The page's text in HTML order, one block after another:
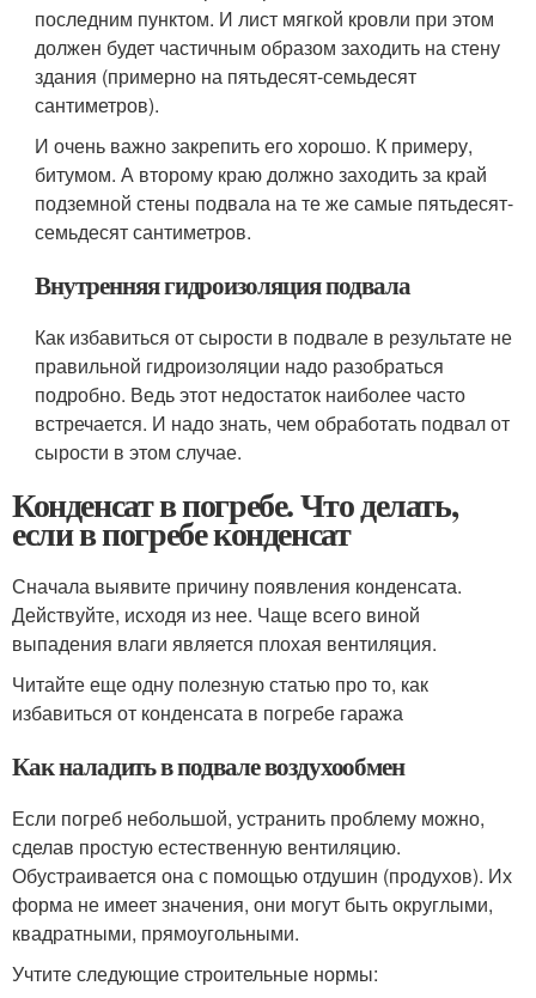
последним пунктом. И лист мягкой кровли при этом
должен будет частичным образом заходить на стену
здания (примерно на пятьдесят-семьдесят
сантиметров).
И очень важно закрепить его хорошо. К примеру,
битумом. А второму краю должно заходить за край
подземной стены подвала на те же самые пятьдесят-
семьдесят сантиметров.
Внутренняя гидроизоляция подвала
Как избавиться от сырости в подвале в результате не
правильной гидроизоляции надо разобраться
подробно. Ведь этот недостаток наиболее часто
встречается. И надо знать, чем обработать подвал от
сырости в этом случае.
Конденсат в погребе. Что делать,
если в погребе конденсат
Сначала выявите причину появления конденсата.
Действуйте, исходя из нее. Чаще всего виной
выпадения влаги является плохая вентиляция.
Читайте еще одну полезную статью про то, как
избавиться от конденсата в погребе гаража
Как наладить в подвале воздухообмен
Если погреб небольшой, устранить проблему можно,
сделав простую естественную вентиляцию.
Обустраивается она с помощью отдушин (продухов). Их
форма не имеет значения, они могут быть округлыми,
квадратными, прямоугольными.
Учтите следующие строительные нормы: